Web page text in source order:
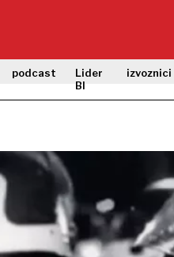
podcast
Lider
BI
izvoznici